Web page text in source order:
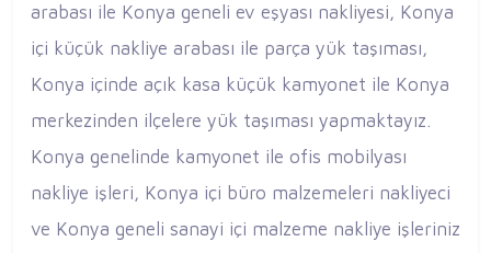
arabası ile Konya geneli ev eşyası nakliyesi, Konya
içi küçük nakliye arabası ile parça yük taşıması,
Konya içinde açık kasa küçük kamyonet ile Konya
merkezinden ilçelere yük taşıması yapmaktayız.
Konya genelinde kamyonet ile ofis mobilyası
nakliye işleri, Konya içi büro malzemeleri nakliyeci
ve Konya geneli sanayi içi malzeme nakliye işleriniz